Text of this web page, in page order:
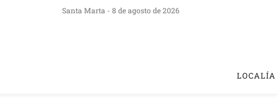
Santa Marta - 8 de agosto de 2026
LOCALÍA